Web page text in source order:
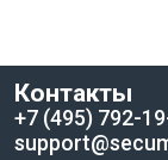
Контакты
+7 (495) 792-